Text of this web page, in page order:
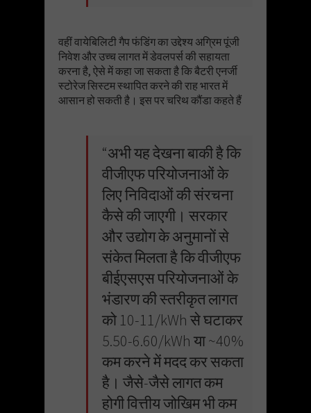
वहीं वायेबिलिटी गैप फंडिंग का उद्देश्य अग्रिम पूंजी
निवेश और उच्च लागत में डेवलपर्स की सहायता
करना है, ऐसे में कहा जा सकता है कि बैटरी एनर्जी
स्टोरेज सिस्टम स्थापित करने की राह भारत में
आसान हो सकती है। इस पर चरिथ कौंडा कहते हैं
“अभी यह देखना बाकी है कि
वीजीएफ परियोजनाओं के
लिए निविदाओं की संरचना
कैसे की जाएगी। सरकार
और उद्योग के अनुमानों से
संकेत मिलता है कि वीजीएफ
बीईएसएस परियोजनाओं के
भंडारण की स्तरीकृत लागत
को 10-11/kWh से घटाकर
5.50-6.60/kWh या ~40%
कम करने में मदद कर सकता
है। जैसे-जैसे लागत कम
होगी वित्तीय जोखिम भी कम